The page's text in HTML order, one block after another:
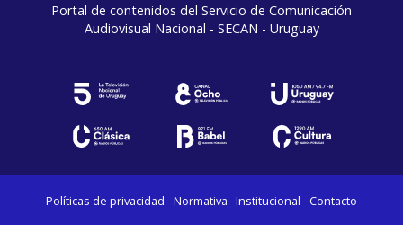
Portal de contenidos del Servicio de Comunicación
Audiovisual Nacional - SECAN - Uruguay
Políticas de privacidad Normativa Institucional Contacto